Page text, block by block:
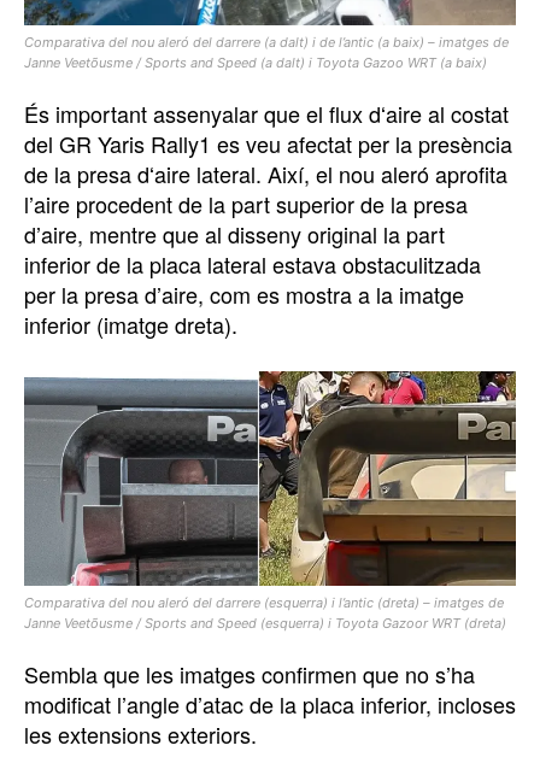
Comparativa del nou aleró del darrere (a dalt) i de l’antic (a baix) – imatges de
Janne Veetõusme / Sports and Speed ​​(a dalt) i Toyota Gazoo WRT (a baix)
És important assenyalar que el flux dʻaire al costat
del GR Yaris Rally1 es veu afectat per la presència
de la presa dʻaire lateral. Així, el nou aleró aprofita
l’aire procedent de la part superior de la presa
d’aire, mentre que al disseny original la part
inferior de la placa lateral estava obstaculitzada
per la presa d’aire, com es mostra a la imatge
inferior (imatge dreta).
Comparativa del nou aleró del darrere (esquerra) i l’antic (dreta) – imatges de
Janne Veetõusme / Sports and Speed ​​(esquerra) i Toyota Gazoor WRT (dreta)
Sembla que les imatges confirmen que no s’ha
modificat l’angle d’atac de la placa inferior, incloses
les extensions exteriors.